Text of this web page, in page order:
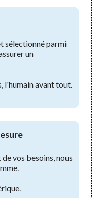
sélectionné parmi
un
l'humain avant tout.
vos besoins, nous